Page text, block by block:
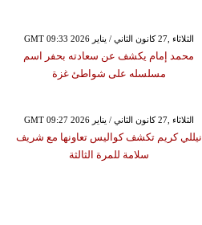
GMT 09:33 2026 الثلاثاء ,27 كانون الثاني / يناير
محمد إمام يكشف عن سعادته بحفر اسم
مسلسله على شواطئ غزة
GMT 09:27 2026 الثلاثاء ,27 كانون الثاني / يناير
نيللي كريم تكشف كواليس تعاونها مع شريف
سلامة للمرة الثالثة